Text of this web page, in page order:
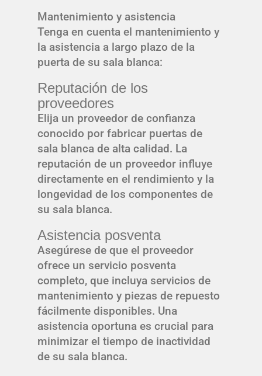
Mantenimiento y asistencia
Tenga en cuenta el mantenimiento y
la asistencia a largo plazo de la
puerta de su sala blanca:
Reputación de los
proveedores
Elija un proveedor de confianza
conocido por fabricar puertas de
sala blanca de alta calidad. La
reputación de un proveedor influye
directamente en el rendimiento y la
longevidad de los componentes de
su sala blanca.
Asistencia posventa
Asegúrese de que el proveedor
ofrece un servicio posventa
completo, que incluya servicios de
mantenimiento y piezas de repuesto
fácilmente disponibles. Una
asistencia oportuna es crucial para
minimizar el tiempo de inactividad
de su sala blanca.